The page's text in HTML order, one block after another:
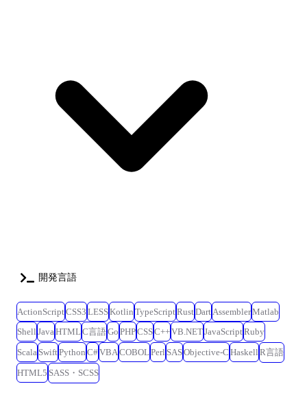
開発言語
ActionScriptCSS3 LESSKotlin TypeScriptRustDart AssemblerMatlab
Shell Java HTML C言語Go PHPCSSC++VB.NETJavaScriptRuby
Scala SwiftPython C#VBA COBOL Perl SASObjective-C Haskell R言語
HTML5 SASS・SCSS